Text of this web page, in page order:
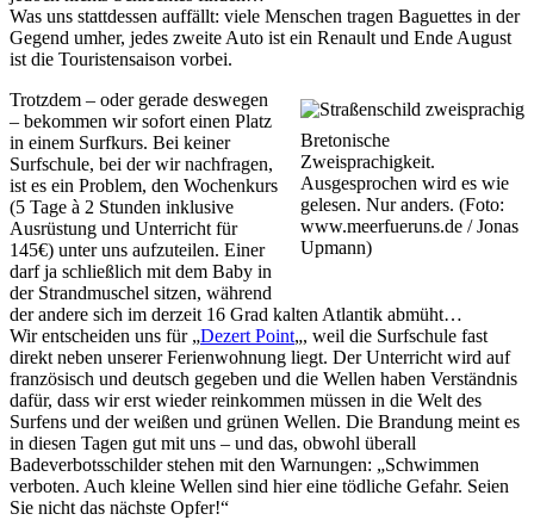
Was uns stattdessen auffällt: viele Menschen tragen Baguettes in der
Gegend umher, jedes zweite Auto ist ein Renault und Ende August
ist die Touristensaison vorbei.
Bretonische
Zweisprachigkeit.
Ausgesprochen wird es wie
gelesen. Nur anders. (Foto:
www.meerfueruns.de / Jonas
Upmann)
Trotzdem – oder gerade deswegen
– bekommen wir sofort einen Platz
in einem Surfkurs. Bei keiner
Surfschule, bei der wir nachfragen,
ist es ein Problem, den Wochenkurs
(5 Tage à 2 Stunden inklusive
Ausrüstung und Unterricht für
145€) unter uns aufzuteilen. Einer
darf ja schließlich mit dem Baby in
der Strandmuschel sitzen, während
der andere sich im derzeit 16 Grad kalten Atlantik abmüht…
Wir entscheiden uns für „Dezert Point„, weil die Surfschule fast
direkt neben unserer Ferienwohnung liegt. Der Unterricht wird auf
französisch und deutsch gegeben und die Wellen haben Verständnis
dafür, dass wir erst wieder reinkommen müssen in die Welt des
Surfens und der weißen und grünen Wellen. Die Brandung meint es
in diesen Tagen gut mit uns – und das, obwohl überall
Badeverbotsschilder stehen mit den Warnungen: „Schwimmen
verboten. Auch kleine Wellen sind hier eine tödliche Gefahr. Seien
Sie nicht das nächste Opfer!“